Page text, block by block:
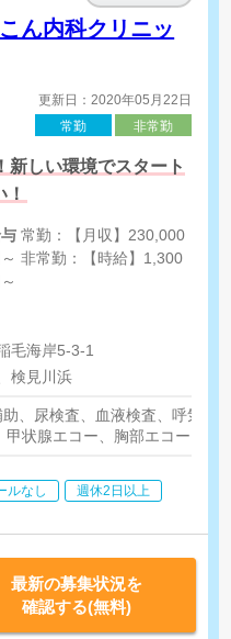
ん内科クリニッ
更新日：2020年05月22日
常勤
非常勤
新しい環境でスタート
～ 非常勤：【時給】1,300
毛海岸5-3-1
検見川浜
、尿検査、血液検査、呼気テ
状腺エコー、胸部エコー
ルなし 週休2日以上
最新の募集状況を
確認する(無料)